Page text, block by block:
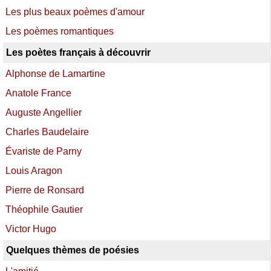
Les plus beaux poèmes d'amour
Les poèmes romantiques
Les poètes français à découvrir
Alphonse de Lamartine
Anatole France
Auguste Angellier
Charles Baudelaire
Évariste de Parny
Louis Aragon
Pierre de Ronsard
Théophile Gautier
Victor Hugo
Quelques thèmes de poésies